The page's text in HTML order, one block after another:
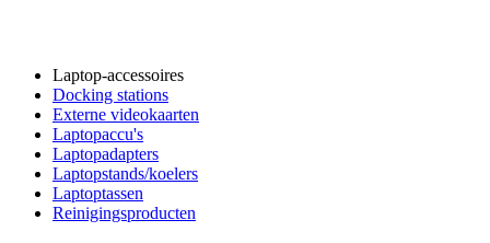
Laptop-accessoires
Docking stations
Externe videokaarten
Laptopaccu's
Laptopadapters
Laptopstands/koelers
Laptoptassen
Reinigingsproducten